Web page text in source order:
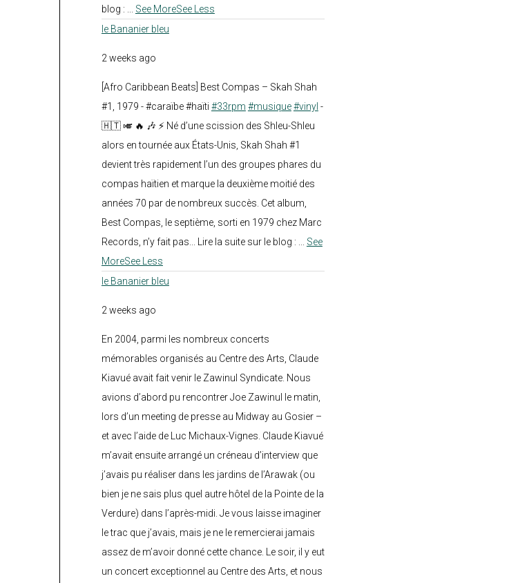
blog : ... See MoreSee Less
le Bananier bleu
2 weeks ago
[Afro Caribbean Beats] Best Compas – Skah Shah
#1, 1979 - #caraïbe #haïti #33rpm #musique#vinyl -
🇭🇹 🎺 🔥 🎶 ⚡ Né d’une scission des Shleu-Shleu
alors en tournée aux États-Unis, Skah Shah #1
devient très rapidement l’un des groupes phares du
compas haïtien et marque la deuxième moitié des
années 70 par de nombreux succès. Cet album,
Best Compas, le septième, sorti en 1979 chez Marc
Records, n’y fait pas... Lire la suite sur le blog : ... See
MoreSee Less
le Bananier bleu
2 weeks ago
En 2004, parmi les nombreux concerts
mémorables organisés au Centre des Arts, Claude
Kiavué avait fait venir le Zawinul Syndicate. Nous
avions d’abord pu rencontrer Joe Zawinul le matin,
lors d’un meeting de presse au Midway au Gosier –
et avec l’aide de Luc Michaux-Vignes. Claude Kiavué
m’avait ensuite arrangé un créneau d’interview que
j’avais pu réaliser dans les jardins de l’Arawak (ou
bien je ne sais plus quel autre hôtel de la Pointe de la
Verdure) dans l’après-midi. Je vous laisse imaginer
le trac que j’avais, mais je ne le remercierai jamais
assez de m’avoir donné cette chance. Le soir, il y eut
un concert exceptionnel au Centre des Arts, et nous